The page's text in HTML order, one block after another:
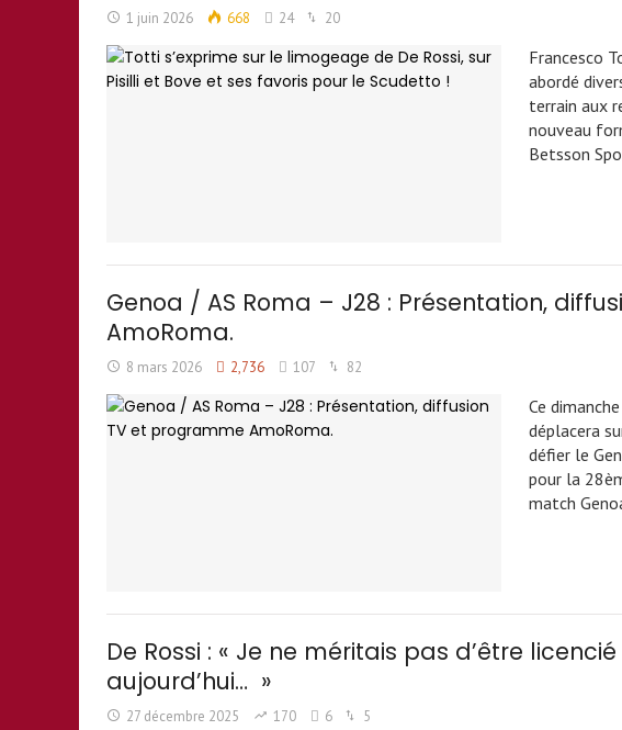
1 juin 2026 668 24 20
Francesco
abordé
terrain aux
nouveau
Betsson
Genoa / AS Roma – J28 : Présentation,
AmoRoma.
8 mars 2026 2,736 107 82
Ce
déplacera
défier le
pour la
match
De Rossi : « Je ne méritais pas d’être
aujourd’hui… »
27 décembre 2025 170 6 5